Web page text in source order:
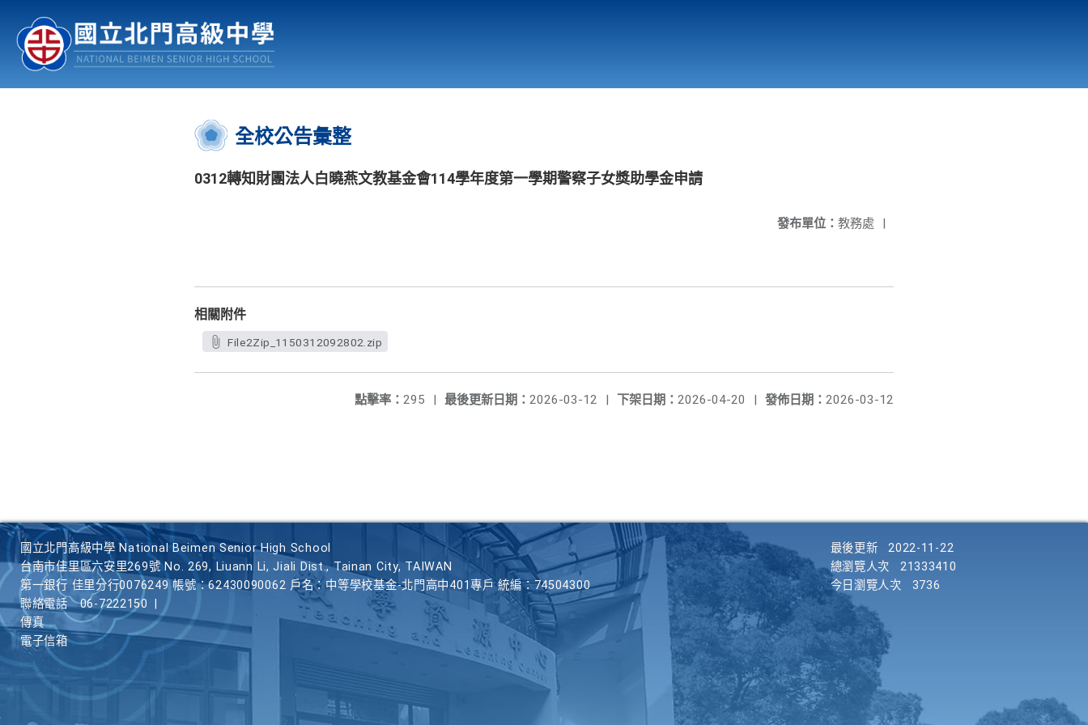
認識北中 行事曆
:::
全校公告彙整
0312轉知財團法人白曉燕文教基金會114學年度第一學期警察子女獎助學金申請
發布單位： 教務處 |
相關附件
File2Zip_1150312092802.zip
發佈日期： 2026-03-12
下架日期： 2026-04-20 |
最後更新日期： 2026-03-12 |
點擊率： 295 |
國立北門高級中學 National Beimen Senior High School
台南市佳里區六安里269號 No. 269, Liuann Li, Jiali Dist., Tainan City, TAIWAN
第一銀行 佳里分行0076249 帳號：62430090062 戶名：中等學校基金-北門高中401專戶 統編：74504300
聯絡電話
06-7222150
傳真
電子信箱
最後更新
2022-11-22
總瀏覽人次
21333410
今日瀏覽人次
3736